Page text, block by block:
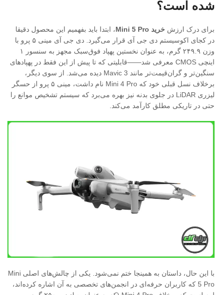
شده است؟
برای درک ارزش خرید Mini 5 Pro
، ابتدا باید بفهمیم این محصول دقیقا
در کجای اکوسیستم دی جی آی قرار می‌گیرد. دی جی آی مینی ۵ پرو با
وزن ۲۴۹.۹ گرم، به عنوان نخستین پهپاد فوق‌سبک مجهز به سنسور ۱
اینچی CMOS معرفی شد——قابلیتی که تا پیش از این فقط در پهپادهای
سنگین‌تر و گران‌قیمت‌تر مانند Mavic 3 دیده می‌شد. از سوی دیگر،
برخلاف نسل قبلی خود که Mini 4 Pro نام داشت، مینی ۵ پرو از حسگر
لیزری LiDAR در جلوی بدنه نیز بهره می‌برد که سیستم تشخیص موانع را
حتی در تاریکی مطلق کارآمد می‌کند.
با این حال، داستان به همینجا ختم نمی‌شود. یکی از چالش‌های اصلی Mini
5 Pro که کاربران حرفه‌ای در انجمن‌های تخصصی به آن اشاره کرده‌اند،